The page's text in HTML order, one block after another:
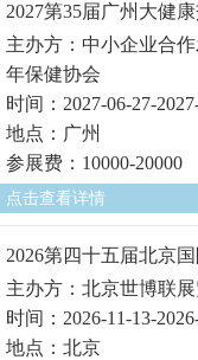
2027第35届广州大健
主办方：中小企业合
年保健协会
时间：2027-06-27-
地点：广州
参展费：10000-20000
点击查看详情
2026第四十五届北京
主办方：北京世博联
时间：2026-11-13-
地点：北京